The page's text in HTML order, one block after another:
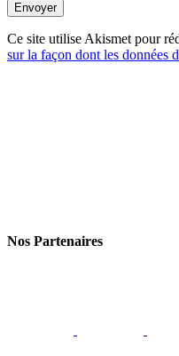
Envoyer
Ce site utilise Akismet pour
sur la façon dont les données
Nos Partenaires